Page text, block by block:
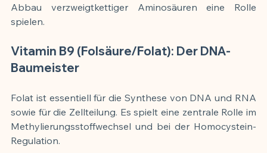
Abbau verzweigtkettiger Aminosäuren eine Rolle
spielen.
Vitamin B9 (Folsäure/Folat): Der DNA-
Baumeister
Folat ist essentiell für die Synthese von DNA und RNA
sowie für die Zellteilung. Es spielt eine zentrale Rolle im
Methylierungsstoffwechsel und bei der Homocystein-
Regulation.